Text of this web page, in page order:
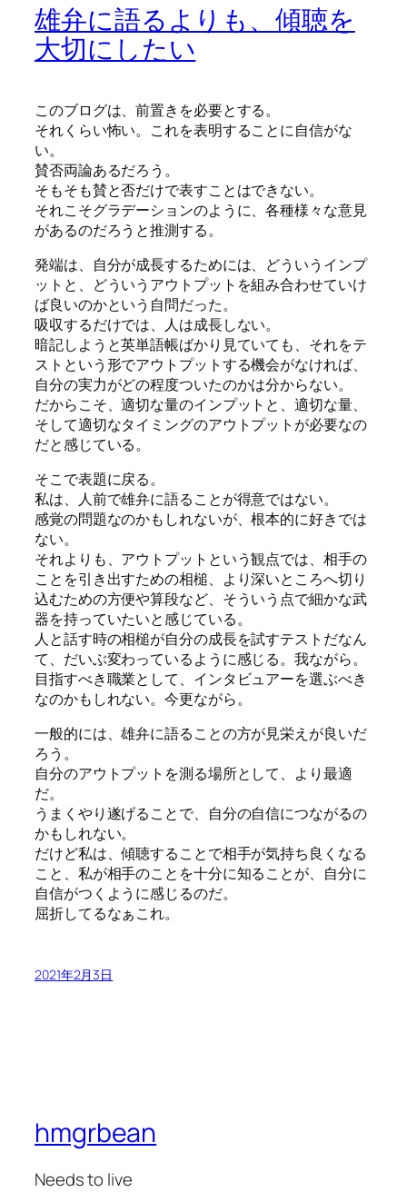
雄弁に語るよりも、傾聴を
大切にしたい
このブログは、前置きを必要とする。
それくらい怖い。これを表明することに自信がな
い。
賛否両論あるだろう。
そもそも賛と否だけで表すことはできない。
それこそグラデーションのように、各種様々な意見
があるのだろうと推測する。
発端は、自分が成長するためには、どういうインプ
ットと、どういうアウトプットを組み合わせていけ
ば良いのかという自問だった。
吸収するだけでは、人は成長しない。
暗記しようと英単語帳ばかり見ていても、それをテ
ストという形でアウトプットする機会がなければ、
自分の実力がどの程度ついたのかは分からない。
だからこそ、適切な量のインプットと、適切な量、
そして適切なタイミングのアウトプットが必要なの
だと感じている。
そこで表題に戻る。
私は、人前で雄弁に語ることが得意ではない。
感覚の問題なのかもしれないが、根本的に好きでは
ない。
それよりも、アウトプットという観点では、相手の
ことを引き出すための相槌、より深いところへ切り
込むための方便や算段など、そういう点で細かな武
器を持っていたいと感じている。
人と話す時の相槌が自分の成長を試すテストだなん
て、だいぶ変わっているように感じる。我ながら。
目指すべき職業として、インタビュアーを選ぶべき
なのかもしれない。今更ながら。
一般的には、雄弁に語ることの方が見栄えが良いだ
ろう。
自分のアウトプットを測る場所として、より最適
だ。
うまくやり遂げることで、自分の自信につながるの
かもしれない。
だけど私は、傾聴することで相手が気持ち良くなる
こと、私が相手のことを十分に知ることが、自分に
自信がつくように感じるのだ。
屈折してるなぁこれ。
2021年2月3日
hmgrbean
Needs to live